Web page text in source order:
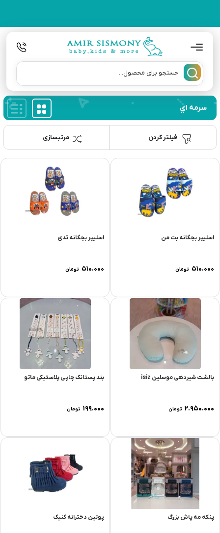
سرمه اي
مرتبسازی فیلتر کردن
اسلیپر بچگانه بت من
۵۱۰.۰۰۰ تومان
اسلیپر بچگانه تدی
۵۱۰.۰۰۰ تومان
بالشت شیردهی موسلین isiz
۲.۹۵۰.۰۰۰ تومان
بند پستانک چاپی پلاستیکی ماتو
۱۹۹.۰۰۰ تومان
پنکه مه پاش بزرگ پوتین دخترانه کنیک